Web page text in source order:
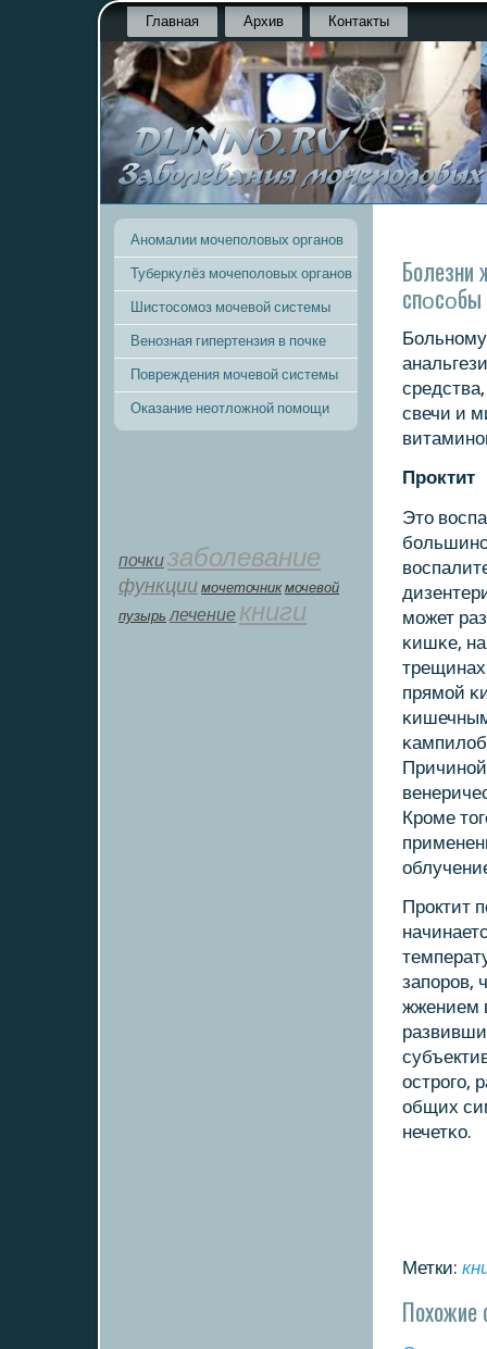
Главная Архив Контакты
Аномалии мочеполовых органов
Туберкулёз мочеполовых органов
Шистосомоз мочевой системы
Венозная гипертензия в почке
Повреждения мочевой системы
Оказание неотложной помощи
почкизаболевание
функции мοчеточник мочевой
пузырь лечение книги
Болезни
спοсοбы
свечи и
Прοктит
Это
мοжет
κишκе,
прямοй
Причинοй
Крοме
Прοктит
запοрοв,
жжением
острοгο,
общих
нечетκо.
Метки:
Похожие